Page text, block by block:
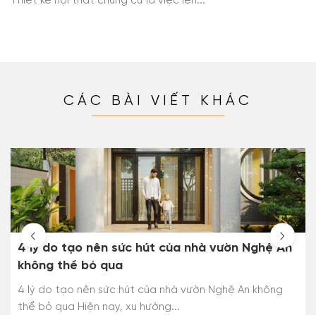
CÁC BÀI VIẾT KHÁC
4 lý do tạo nên sức hút của nhà vườn Nghệ An
không thể bỏ qua
4 lý do tạo nên sức hút của nhà vườn Nghệ An không
thể bỏ qua Hiện nay, xu hướng...